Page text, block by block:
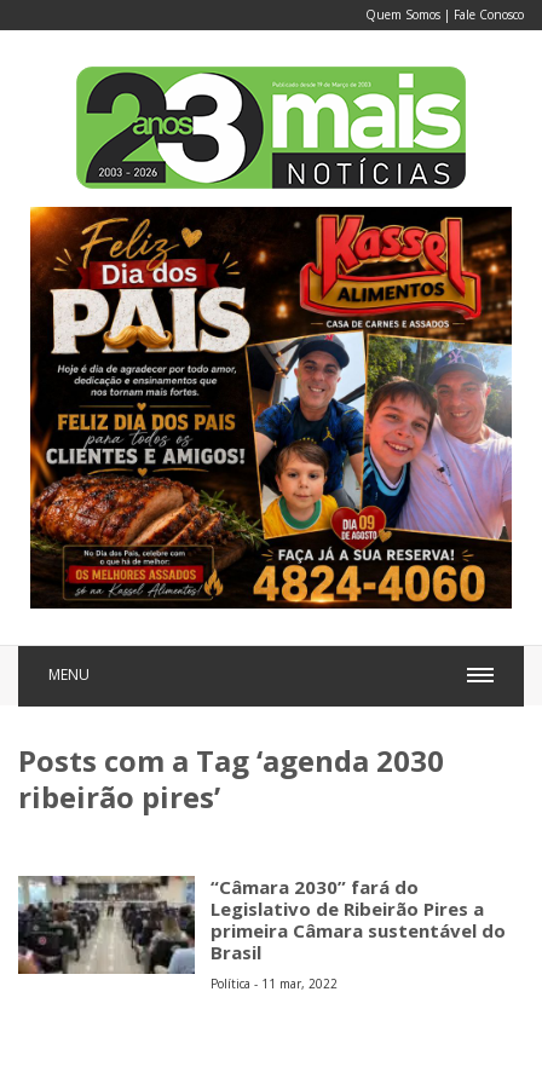
Quem Somos | Fale Conosco
MENU
Posts com a Tag ‘agenda 2030
ribeirão pires’
“Câmara 2030” fará do
Legislativo de Ribeirão Pires a
primeira Câmara sustentável do
Brasil
Política - 11 mar, 2022